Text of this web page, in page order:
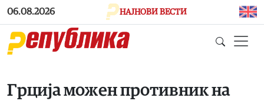
Skip to main content
06.08.2026 НАЈНОВИ ВЕСТИ
Грција можен противник на